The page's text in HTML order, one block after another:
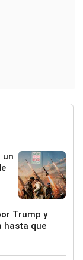
un
Trump y
hasta que